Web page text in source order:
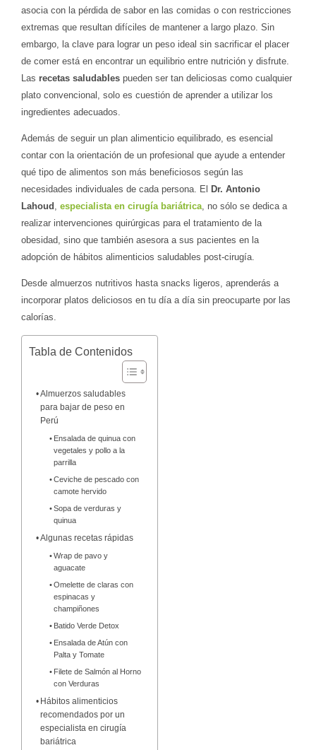
asocia con la pérdida de sabor en las comidas o con restricciones
extremas que resultan difíciles de mantener a largo plazo. Sin
embargo, la clave para lograr un peso ideal sin sacrificar el placer
de comer está en encontrar un equilibrio entre nutrición y disfrute.
Las recetas saludables pueden ser tan deliciosas como cualquier
plato convencional, solo es cuestión de aprender a utilizar los
ingredientes adecuados.
Además de seguir un plan alimenticio equilibrado, es esencial
contar con la orientación de un profesional que ayude a entender
qué tipo de alimentos son más beneficiosos según las
necesidades individuales de cada persona. El Dr. Antonio
Lahoud especialista en cirugía bariátrica , no sólo se dedica a
realizar intervenciones quirúrgicas para el tratamiento de la
obesidad, sino que también asesora a sus pacientes en la
adopción de hábitos alimenticios saludables post-cirugía.
Desde almuerzos nutritivos hasta snacks ligeros, aprenderás a
incorporar platos deliciosos en tu día a día sin preocuparte por las
calorías.
Tabla de Contenidos
Almuerzos saludables
para bajar de peso en
Perú
Ensalada de quinua con
vegetales y pollo a la
parrilla
Ceviche de pescado con
camote hervido
Sopa de verduras y
quinua
Algunas recetas rápidas
Wrap de pavo y
aguacate
Omelette de claras con
espinacas y
champiñones
Batido Verde Detox
Ensalada de Atún con
Palta y Tomate
Filete de Salmón al Horno
con Verduras
Hábitos alimenticios
recomendados por un
especialista en cirugía
bariátrica